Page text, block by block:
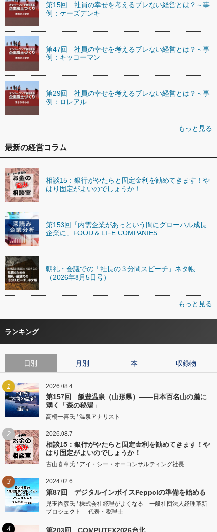
第15回 社員の幸せを考えるブレない経営とは？～事
例：ケーズデンキ
第47回 社員の幸せを考えるブレない経営とは？～事
例：キッコーマン
第29回 社員の幸せを考えるブレない経営とは？～事
例：ロレアル
もっと見る
最新の経営コラム
相談15：銀行がやたらと固定金利を勧めてきます！や
はり固定がよいのでしょうか！
第153回「内需企業があっという間にグローバル成長
企業に」FOOD & LIFE COMPANIES
朝礼・会議での「社長の３分間スピーチ」ネタ帳
（2026年8月5日号）
もっと見る
ランキング
日別 月別 本 収録物
1 2026.08.4
第157回 飯豊温泉（山形県）――日本百名山の麓に
湧く「森の秘湯」
高橋一喜氏 / 温泉アナリスト
2 2026.08.7
相談15：銀行がやたらと固定金利を勧めてきます！や
はり固定がよいのでしょうか！
古山喜章氏 / アイ・シー・オーコンサルティング社長
3 2024.02.6
第87回 デジタルインボイスPeppolの準備を始める
児玉尚彦氏 / 株式会社経理がよくなる 一般社団法人経理革新
プロジェクト 代表・税理士
4 第203回 COMPUTEX2026台北